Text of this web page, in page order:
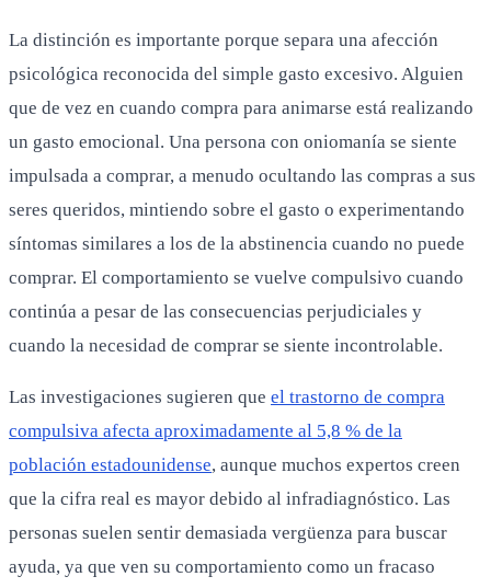
La distinción es importante porque separa una afección
psicológica reconocida del simple gasto excesivo. Alguien
que de vez en cuando compra para animarse está realizando
un gasto emocional. Una persona con oniomanía se siente
impulsada a comprar, a menudo ocultando las compras a sus
seres queridos, mintiendo sobre el gasto o experimentando
síntomas similares a los de la abstinencia cuando no puede
comprar. El comportamiento se vuelve compulsivo cuando
continúa a pesar de las consecuencias perjudiciales y
cuando la necesidad de comprar se siente incontrolable.
Las investigaciones sugieren que el trastorno de compra
compulsiva afecta aproximadamente al 5,8 % de la
población estadounidense, aunque muchos expertos creen
que la cifra real es mayor debido al infradiagnóstico. Las
personas suelen sentir demasiada vergüenza para buscar
ayuda, ya que ven su comportamiento como un fracaso